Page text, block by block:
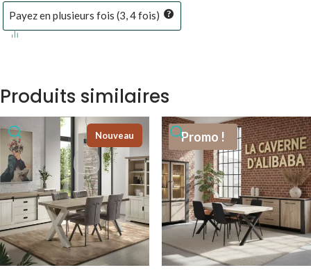
Country
Payez en plusieurs fois (3, 4 fois)
Produits similaires
Nouveau Promo !